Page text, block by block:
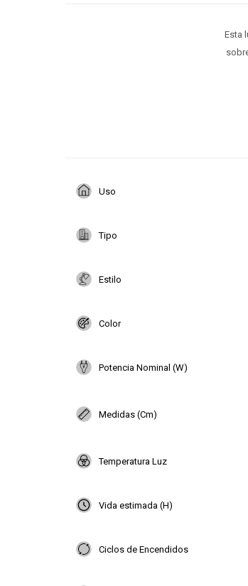
Esta
Uso
Tipo
Estilo
Color
Potencia Nominal (W)
Medidas (Cm)
Temperatura Luz
Vida estimada (H)
Ciclos de Encendidos